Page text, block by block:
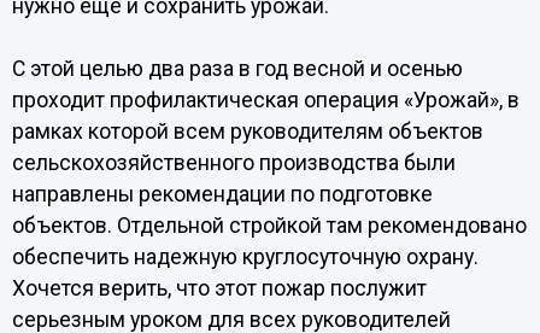
нужно еще и сохранить урожай.
С этой целью два раза в год весной и осенью
проходит профилактическая операция «Урожай», в
рамках которой всем руководителям объектов
сельскохозяйственного производства были
направлены рекомендации по подготовке
объектов. Отдельной стройкой там рекомендовано
обеспечить надежную круглосуточную охрану.
Хочется верить, что этот пожар послужит
серьезным уроком для всех руководителей